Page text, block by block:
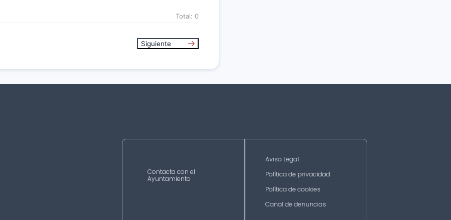
Total: 0
Siguiente
Contacta con el
Ayuntamiento
Aviso Legal
Política de privacidad
Política de cookies
Canal de denuncias